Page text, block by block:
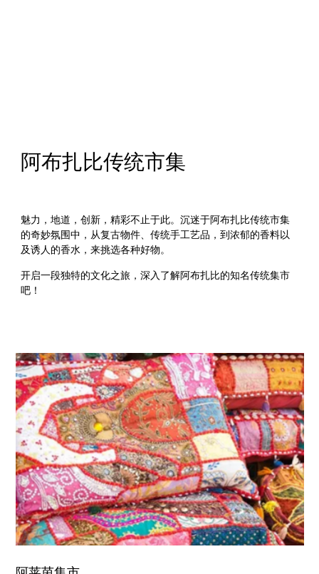
阿布扎比传统市集
魅力，地道，创新，精彩不止于此。沉迷于阿布扎比传统市集
的奇妙氛围中，从复古物件、传统手工艺品，到浓郁的香料以
及诱人的香水，来挑选各种好物。
开启一段独特的文化之旅，深入了解阿布扎比的知名传统集市
吧！